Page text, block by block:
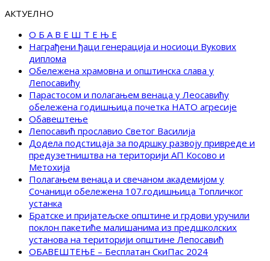
АКТУЕЛНО
О Б А В Е Ш Т Е Њ Е
Награђени ђаци генерација и носиоци Вукових
диплома
Обележена храмовна и општинска слава у
Лепосавићу
Парастосом и полагањем венаца у Леосавићу
обележена годишњица почетка НАТО агресије
Обавештење
Лепосавић прославио Светог Василија
Додела подстицаја за подршку развоју привреде и
предузетништва на територији АП Косово и
Метохија
Полагањем венаца и свечаном академијом у
Сочаници обележена 107.годишњица Топличког
устанка
Братске и пријатељске општине и грдови уручили
поклон пакетиће малишанима из предшколских
установа на територији општине Лепосавић
ОБАВЕШТЕЊЕ – Бесплатан СкиПас 2024